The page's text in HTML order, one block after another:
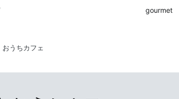
gourmet
おうちカフェ